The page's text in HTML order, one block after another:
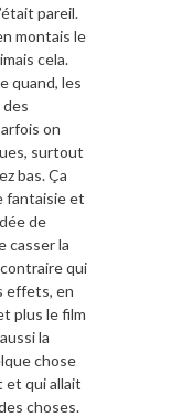
pareil.
montais le
cela.
quand, les
on
surtout
bas. Ça
fantaisie et
de
casser la
qui
effets, en
plus le film
la
chose
et qui allait
choses.